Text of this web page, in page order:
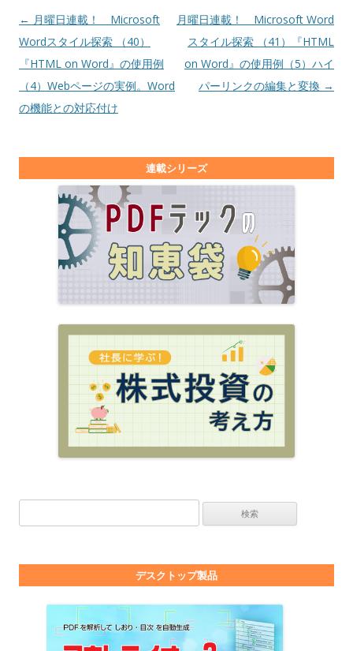
投稿ナビゲーション
← 月曜日連載！ Microsoft
Wordスタイル探索 （40）
『HTML on Word』の使用例
（4）Webページの実例。Word
の機能との対応付け
月曜日連載！ Microsoft Word
スタイル探索 （41）『HTML
on Word』の使用例（5）ハイ
パーリンクの編集と変換 →
連載シリーズ
デスクトップ製品